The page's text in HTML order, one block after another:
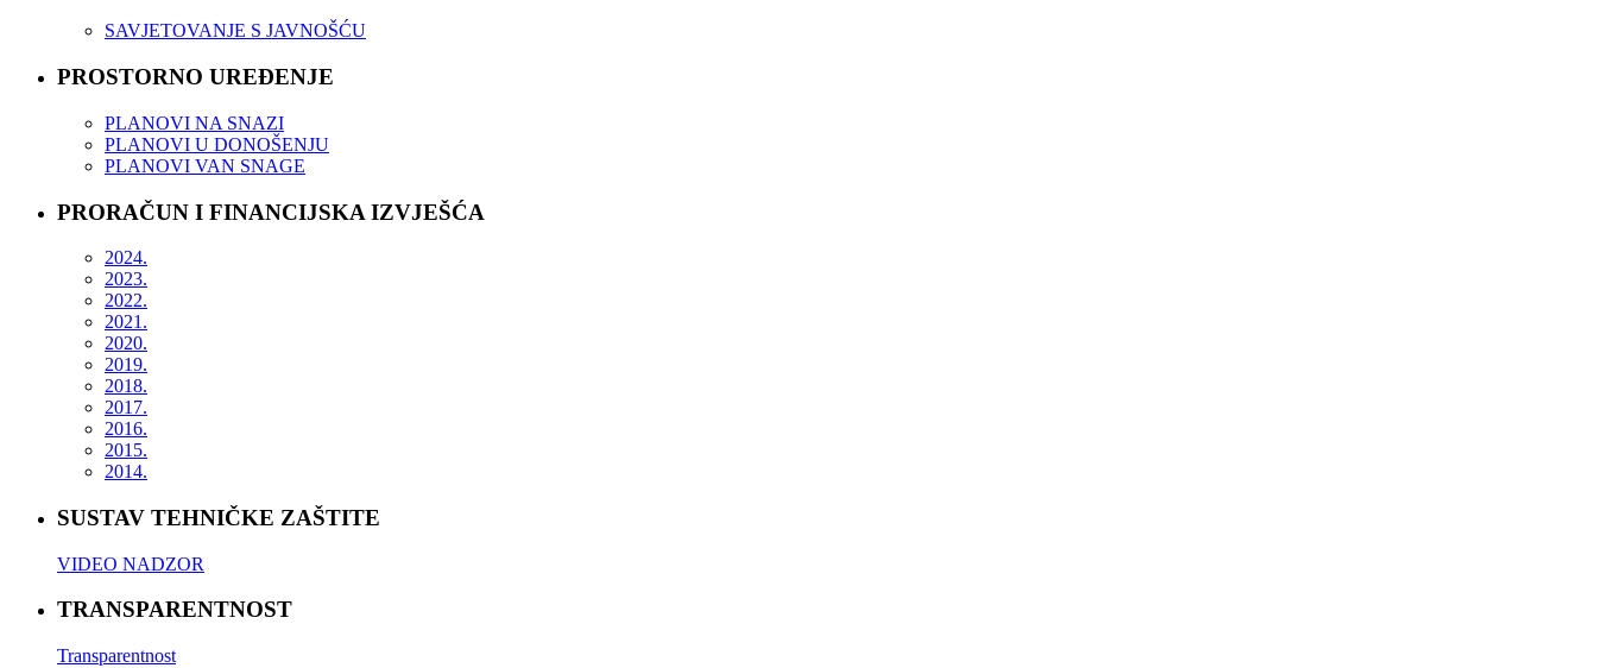
SAVJETOVANJE S JAVNOŠĆU
PROSTORNO UREĐENJE
PLANOVI NA SNAZI
PLANOVI U DONOŠENJU
PLANOVI VAN SNAGE
PRORAČUN I FINANCIJSKA IZVJEŠĆA
2024.
2023.
2022.
2021.
2020.
2019.
2018.
2017.
2016.
2015.
2014.
SUSTAV TEHNIČKE ZAŠTITE
VIDEO NADZOR
TRANSPARENTNOST
Transparentnost